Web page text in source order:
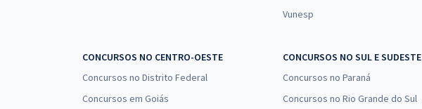
Vunesp
CONCURSOS NO CENTRO-OESTE
Concursos no Distrito Federal
Concursos em Goiás
CONCURSOS NO SUL E SUDESTE
Concursos no Paraná
Concursos no Rio Grande do Sul